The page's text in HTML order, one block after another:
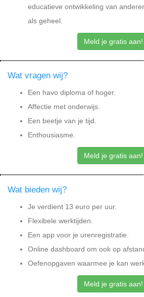
educatieve ontwikkeling van
als geheel.
Meld je gratis aan!
Wat vragen wij?
Een havo diploma of hoger.
Affectie met onderwijs.
Een beetje van je tijd.
Enthousiasme.
Meld je gratis aan!
Wat bieden wij?
Je verdient 13 euro per uur.
Flexibele werktijden.
Een app voor je urenregistratie.
Online dashboard om ook op
Oefenopgaven waarmee je kan
Meld je gratis aan!